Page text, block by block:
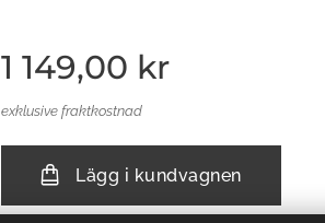
1 149,00 kr
exklusive fraktkostnad
Lägg i kundvagnen